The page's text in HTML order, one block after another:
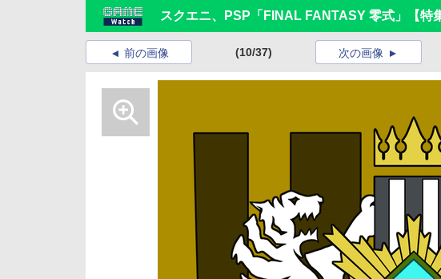
スクエニ、PSP「FINAL FANTASY 零式」【特
前の画像 (10/37) 次の画像